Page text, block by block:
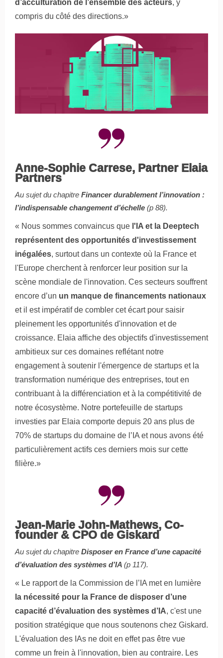
d’acculturation de l’ensemble des acteurs, y
compris du côté des directions.»
Anne-Sophie Carrese, Partner Elaia
Partners
Au sujet du chapitre Financer durablement l’innovation :
l’indispensable changement d’échelle (p 88).
« Nous sommes convaincus que l'IA et la Deeptech
représentent des opportunités d'investissement
inégalées, surtout dans un contexte où la France et
l'Europe cherchent à renforcer leur position sur la
scène mondiale de l'innovation. Ces secteurs souffrent
encore d’un un manque de financements nationaux
et il est impératif de combler cet écart pour saisir
pleinement les opportunités d'innovation et de
croissance. Elaia affiche des objectifs d'investissement
ambitieux sur ces domaines reflétant notre
engagement à soutenir l'émergence de startups et la
transformation numérique des entreprises, tout en
contribuant à la différenciation et à la compétitivité de
notre écosystème. Notre portefeuille de startups
investies par Elaia comporte depuis 20 ans plus de
70% de startups du domaine de l’IA et nous avons été
particulièrement actifs ces derniers mois sur cette
filière.»
Jean-Marie John-Mathews, Co-
founder & CPO de Giskard
Au sujet du chapitre Disposer en France d’une capacité
d’évaluation des systèmes d’IA (p 117).
« Le rapport de la Commission de l’IA met en lumière
la nécessité pour la France de disposer d’une
capacité d’évaluation des systèmes d’IA, c'est une
position stratégique que nous soutenons chez Giskard.
L'évaluation des IAs ne doit en effet pas être vue
comme un frein à l'innovation, bien au contraire. Les